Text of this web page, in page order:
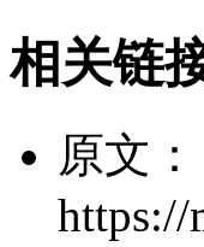
相关链
原文：
https://